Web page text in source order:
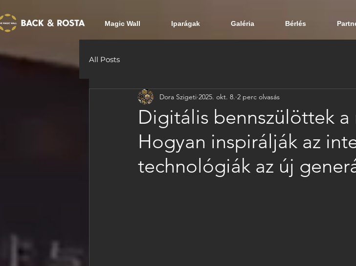
Magic Wall Iparágak Galéria Bérlés
All Posts
Digitális bennszülöttek
Hogyan inspirálják az
technológiák az új
Dora Szigeti 2025. okt. 8. 2 perc olvasás